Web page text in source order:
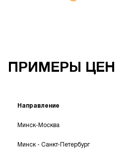
ПРИМЕРЫ ЦЕН
Направление
Минск-Москва
Минск - Санкт-Петербург